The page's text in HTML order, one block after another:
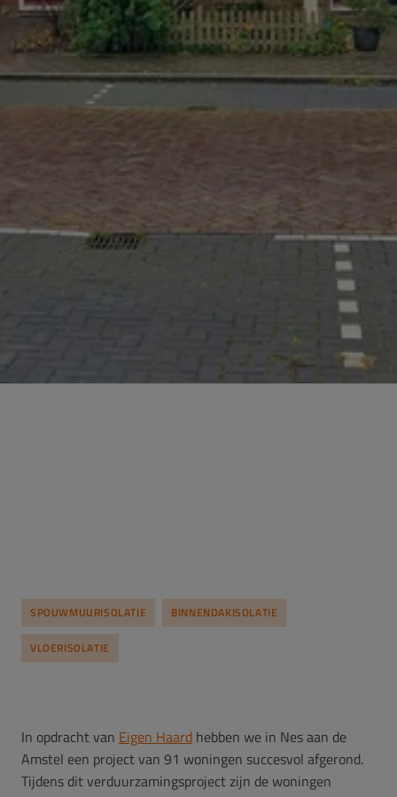
SPOUWMUURISOLATIE BINNENDAKISOLATIE
VLOERISOLATIE
In opdracht van Eigen Haard hebben we in Nes aan de
Amstel een project van 91 woningen succesvol afgerond.
Tijdens dit verduurzamingsproject zijn de woningen